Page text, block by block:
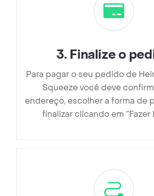
3. Finalize o
Para pagar o seu pedido de
Squeeze você deve
endereço, escolher a forma de
finalizar clicando em ”Fazer